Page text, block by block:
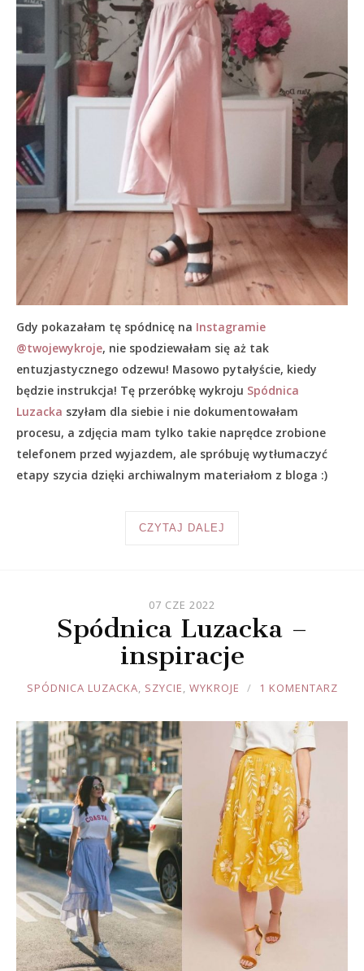
Gdy pokazałam tę spódnicę na Instagramie
@twojewykroje, nie spodziewałam się aż tak
entuzjastycznego odzewu! Masowo pytałyście, kiedy
będzie instrukcja! Tę przeróbkę wykroju Spódnica
Luzacka szyłam dla siebie i nie dokumentowałam
procesu, a zdjęcia mam tylko takie naprędce zrobione
telefonem przed wyjazdem, ale spróbuję wytłumaczyć
etapy szycia dzięki archiwalnym materiałom z bloga :)
CZYTAJ DALEJ
07 CZE 2022
Spódnica Luzacka –
inspiracje
JOULE
SPÓDNICA LUZACKA, SZYCIE, WYKROJE 1 KOMENTARZ